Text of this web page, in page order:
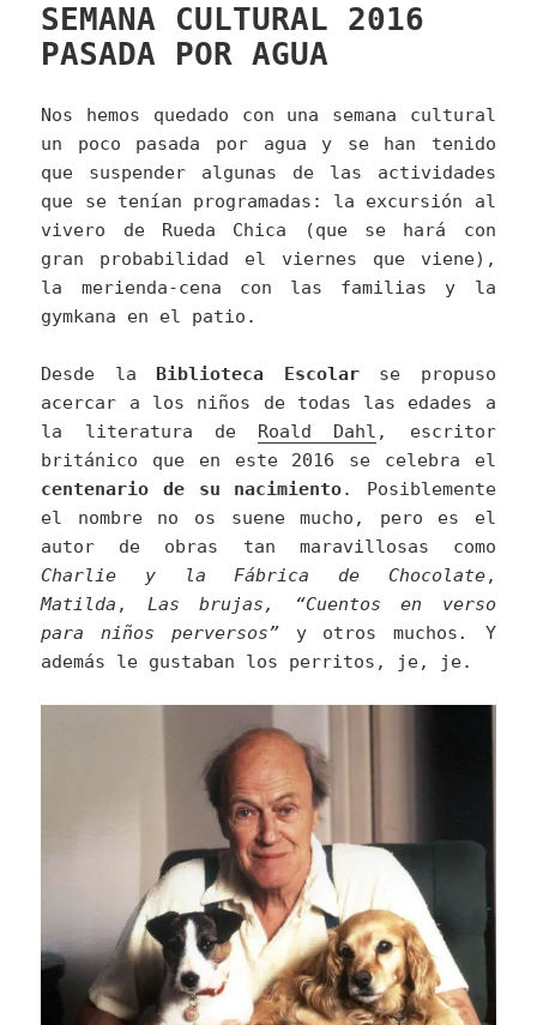
SEMANA CULTURAL 2016
PASADA POR AGUA
Nos hemos quedado con una semana cultural
un poco pasada por agua y se han tenido
que suspender algunas de las actividades
que se tenían programadas: la excursión al
vivero de Rueda Chica (que se hará con
gran probabilidad el viernes que viene),
la merienda-cena con las familias y la
gymkana en el patio.
Desde la Biblioteca Escolarse propuso
acercar a los niños de todas las edades a
la literatura de
Roald Dahl , escritor
británico que en este 2016 se celebra el
centenario de su nacimiento. Posiblemente
el nombre no os suene mucho, pero es el
autor de obras tan maravillosas como
Charlie y la Fábrica de Chocolate,
Matilda , Las brujas, “Cuentos en verso
para niños perversos” y otros muchos. Y
además le gustaban los perritos, je, je.